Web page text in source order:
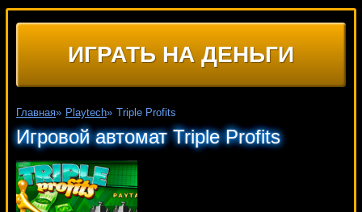
ИГРАТЬ НА ДЕНЬГИ
Главная» Playtech» Triple Profits
Игровой автомат Triple Profits